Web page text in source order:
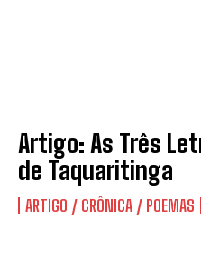
Artigo: As Três
de Taquaritinga
ARTIGO / CRÔNICA / POEMAS